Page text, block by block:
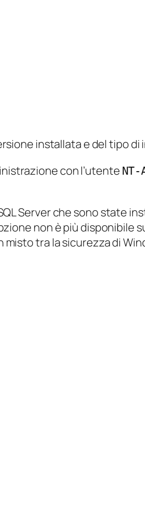
installata e del tipo di
con l’utente NT-
Server che sono state
non è più disponibile
tra la sicurezza di